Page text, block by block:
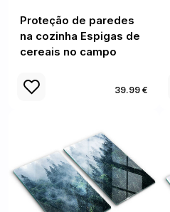
Proteção de paredes
na cozinha Espigas de
cereais no campo
39.99 €